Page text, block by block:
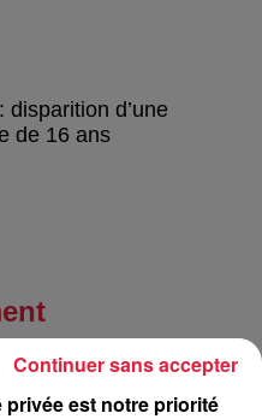
disparition d’une
de 16 ans
est notre priorité
Continuer sans accepter